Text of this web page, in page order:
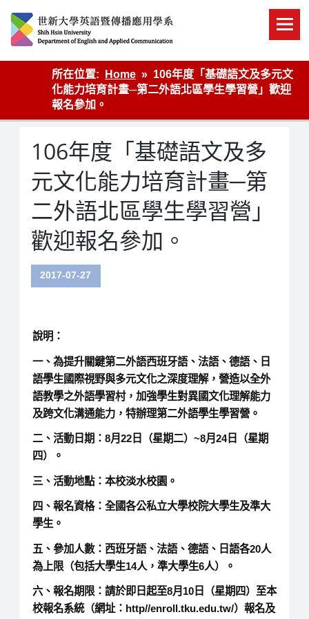
content
英語傳播
所在位置:
Home
106年度「基礎語文及多元文
化能力培育計畫─第二外語北區學生學習營」歡迎
報名參加。
106年度「基礎語文及多
元文化能力培育計畫─第
二外語北區學生學習營」
歡迎報名參加。
2017-07-27
說明：
一、為提升關鍵第二外語西班牙語、法語、德語、日
語學生國際視野與多元文化之深度理解，營造以全外
語教學之外語學習村，加強學生對異國文化理解能力
及跨文化溝通能力，特辦理第二外語學生學習營。
二、活動日期：8月22日（星期二）~8月24日（星期
四）。
三、活動地點：本校淡水校園。
四、報名資格：全國各公私立大學校院大學生及準大
學生。
五、參加人數：西班牙語、法語、德語、日語各20人
為上限（包括大學生14人，準大學生6人）。
六、報名期限：請於即日起至8月10日（星期四）至本
校報名系統（網址：http//enroll.tku.edu.tw/）報名及